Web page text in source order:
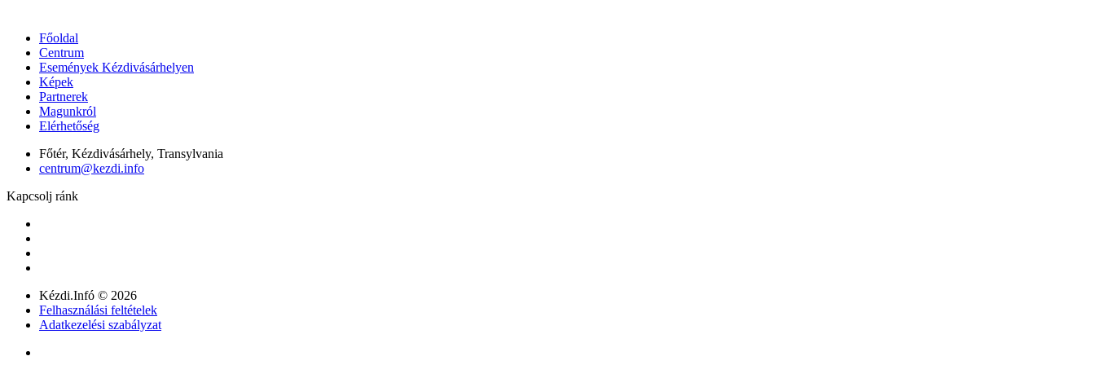
Főoldal
Centrum
Események Kézdivásárhelyen
Képek
Partnerek
Magunkról
Elérhetőség
Főtér, Kézdivásárhely, Transylvania
centrum@kezdi.info
Kapcsolj ránk
Kézdi.Infó © 2026
Felhasználási feltételek
Adatkezelési szabályzat